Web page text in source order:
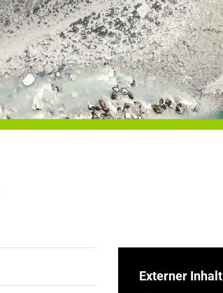
Externer Inhalt